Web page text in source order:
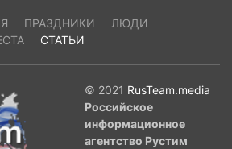
ПРАЗДНИКИ
ЛЮДИ
СТАТЬИ
© 2021 RusTeam.media
Российское
информационное
агентство Рустим